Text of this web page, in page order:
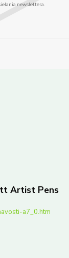
newslettera.
Artist Pens
a7_0.htm